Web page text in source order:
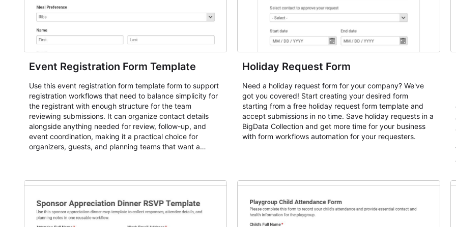
Event Registration Form Template
Use this event registration form template form to support
registration workflows that need to balance simplicity for
the registrant with enough structure for the team
reviewing submissions. It can organize contact details
alongside anything needed for review, follow-up, and
event coordination, making it a practical choice for
organizers, guests, and planning teams that want a
student enrollment, volunteer registration, business event
responses standardized so organizers can evaluate
submissions, manage next steps, and maintain cleaner
Holiday Request Form
Need a holiday request form for your company? We've
got you covered! Start creating your desired form
starting from a free holiday request form template and
accept submissions in no time. Save holiday requests in a
BigData Collection and get more time for your business
with form workflows automation for your requesters.